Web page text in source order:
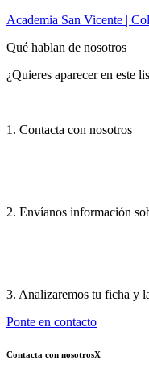
Academia San Vicente |
Qué hablan de nosotros
¿Quieres aparecer en este
1. Contacta con nosotros
2. Envíanos información
3. Analizaremos tu ficha y
Ponte en contacto
Contacta con nosotrosX